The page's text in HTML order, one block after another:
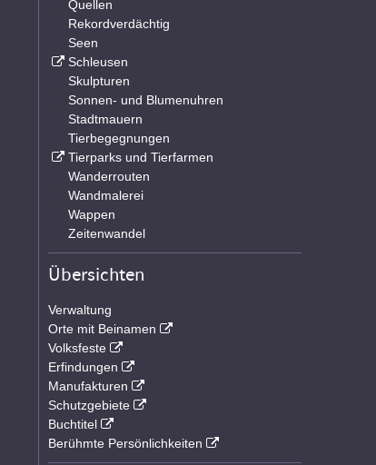
Quellen
Rekordverdächtig
Seen
Schleusen
Skulpturen
Sonnen- und Blumenuhren
Stadtmauern
Tierbegegnungen
Tierparks und Tierfarmen
Wanderrouten
Wandmalerei
Wappen
Zeitenwandel
Übersichten
Verwaltung
Orte mit Beinamen
Volksfeste
Erfindungen
Manufakturen
Schutzgebiete
Buchtitel
Berühmte Persönlichkeiten